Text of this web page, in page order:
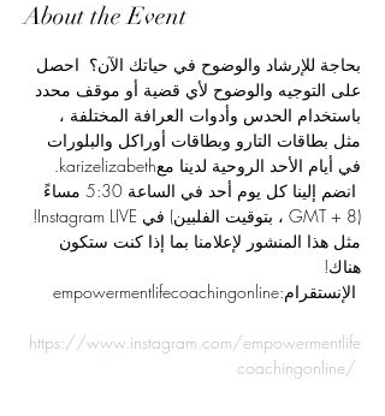
About the Event
بحاجة للإرشاد والوضوح في حياتك الآن؟  احصل
على التوجيه والوضوح لأي قضية أو موقف محدد
باستخدام الحدس وأدوات العرافة المختلفة ،
مثل بطاقات التارو وبطاقات أوراكل والبلورات
في أيام الأحد الروحية لدينا معkarizelizabeth.
انضم إلينا كل يوم أحد في الساعة 5:30 مساءً
(GMT + 8 ، بتوقيت الفلبين) في Instagram LIVE!
مثل هذا المنشور لإعلامنا بما إذا كنت ستكون
هناك!
https://www.instagram.com/empowermentlife
coachingonline/